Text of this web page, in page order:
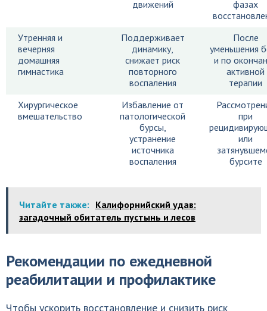
движений
фазах
Утренняя и
вечерняя
домашняя
гимнастика
Поддерживает
динамику,
снижает риск
повторного
воспаления
После
уменьшения
и по
активной
терапии
Хирургическое
вмешательство
Избавление от
патологической
бурсы,
устранение
источника
воспаления
при
или
бурсите
Читайте также: Калифорнийский удав:
загадочный обитатель пустынь и лесов
Рекомендации по ежедневной
реабилитации и профилактике
Чтобы ускорить восстановление и снизить риск